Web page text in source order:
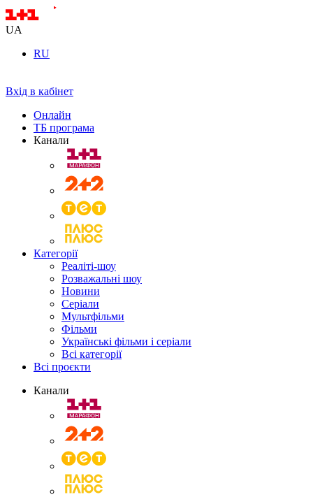
UA
RU
Вхід в кабінет
Онлайн
ТБ програма
Канали
Категорії
Реаліті-шоу
Розважальні шоу
Новини
Серіали
Мультфільми
Фільми
Українські фільми і серіали
Всі категорії
Всі проєкти
Канали